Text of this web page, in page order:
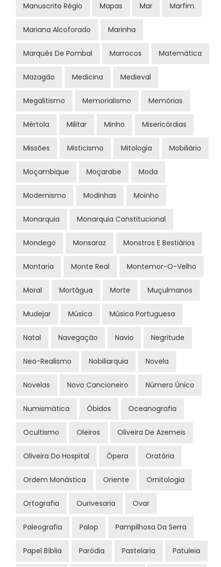
Manuscrito Régio Mapas Mar Marfim
Mariana Alcoforado Marinha
Marquês De Pombal Marrocos Matemática
Mazagão Medicina Medieval
Megalitismo Memorialismo Memórias
Mértola Militar Minho Misericórdias
Missões Misticismo Mitologia Mobiliário
Moçambique Moçarabe Moda
Modernismo Modinhas Moinho
Monarquia Monarquia Constitucional
Mondego Monsaraz Monstros E Bestiários
Montaria Monte Real Montemor-O-Velho
Moral Mortágua Morte Muçulmanos
Mudejar Música Música Portuguesa
Natal Navegação Navio Negritude
Neo-Realismo Nobiliarquia Novela
Novelas Novo Cancioneiro Número Único
Numismática Óbidos Oceanografia
Ocultismo Oleiros Oliveira De Azemeis
Oliveira Do Hospital Ópera Oratória
Ordem Monástica Oriente Ornitologia
Ortografia Ourivesaria Ovar
Paleografia Palop Pampilhosa Da Serra
Papel Bíblia Paródia Pastelaria Patuleia